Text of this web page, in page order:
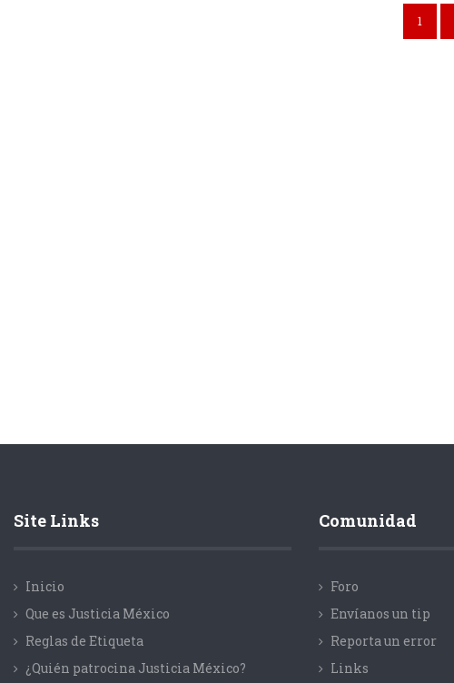
1
Site Links
Inicio
Que es Justicia México
Reglas de Etiqueta
¿Quién patrocina Justicia México?
Comunidad
Foro
Envíanos un tip
Reporta un error
Links